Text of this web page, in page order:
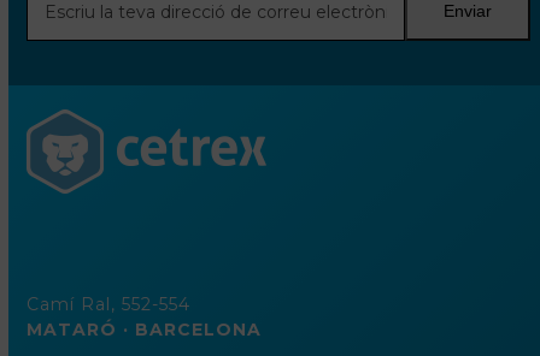
teva
correu
electrònic
Enviar
Camí Ral, 552-554
MATARÓ · BARCELONA